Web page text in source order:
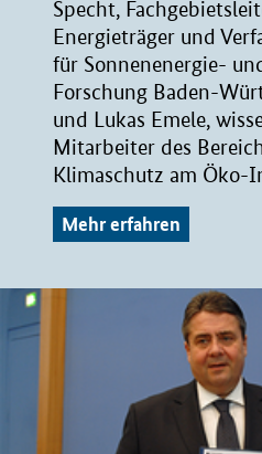
Specht,
Energieträger und
für Sonnenenergie-
Forschung Baden-
und Lukas Emele,
Mitarbeiter des
Klimaschutz am Öko-
Mehr erfahren